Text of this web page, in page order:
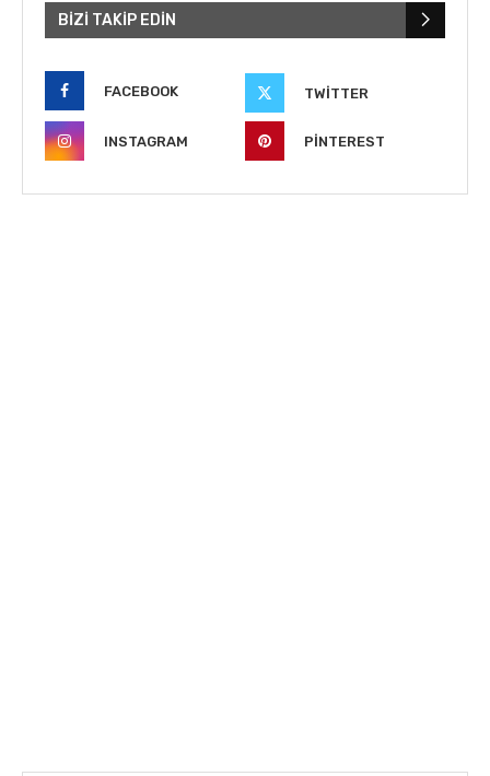
BIZI TAKIP EDIN
FACEBOOK TWITTER
INSTAGRAM PINTEREST